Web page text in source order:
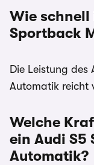
Wie schnell
Sportback
Die Leistung
Automatik reicht
Welche
ein Audi S5
Automatik?